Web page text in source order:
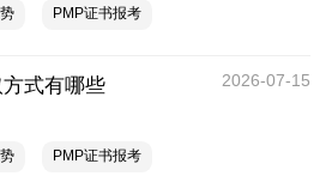
PMP证书报考
式有哪些 2026-07-15
PMP证书报考